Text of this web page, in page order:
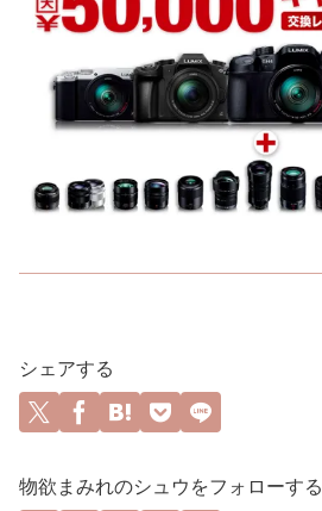
シェアする
物欲まみれのシュウをフォローする